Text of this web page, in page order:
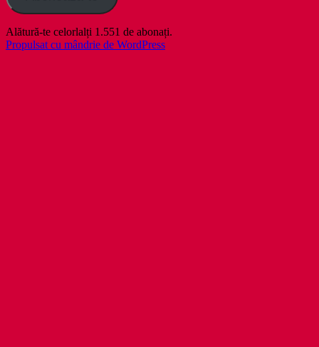
Alătură-te celorlalți 1.551 de abonați.
Propulsat cu mândrie de WordPress